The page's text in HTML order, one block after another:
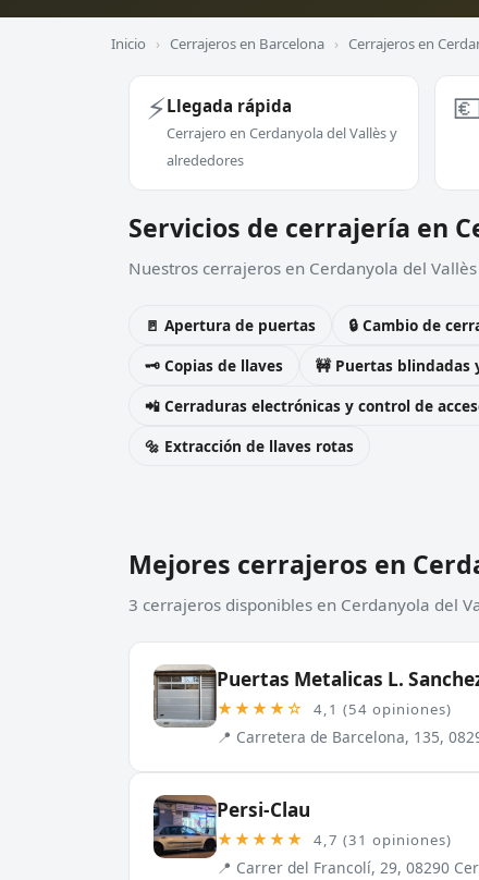
Inicio › Cerrajeros en Barcelona › Cerrajeros en
⚡Llegada rápida
Cerrajero en Cerdanyola del Vallès y
alrededores
Servicios de cerrajería en
Nuestros cerrajeros en Cerdanyola del
🚪 Apertura de puertas 🔒 Cambio de
🗝️ Copias de llaves
🚧 Puertas blindadas
📲 Cerraduras electrónicas y control de
🔩 Extracción de llaves rotas
Mejores cerrajeros en
3 cerrajeros disponibles en Cerdanyola del
Puertas Metalicas L.
★★★★☆ 4,1 (54 opiniones)
📍 Carretera de Barcelona, 135,
Persi-Clau
★★★★★ 4,7 (31 opiniones)
📍 Carrer del Francolí, 29, 08290